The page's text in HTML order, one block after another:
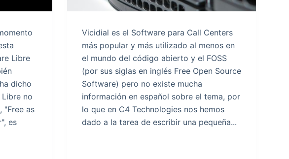
Libre
dicho
no
"Free as
es
Vicidial es el Software para Call Centers
más popular y más utilizado al menos en
el mundo del código abierto y el FOSS
(por sus siglas en inglés Free Open Source
Software) pero no existe mucha
información en español sobre el tema, por
lo que en C4 Technologies nos hemos
dado a la tarea de escribir una pequeña...